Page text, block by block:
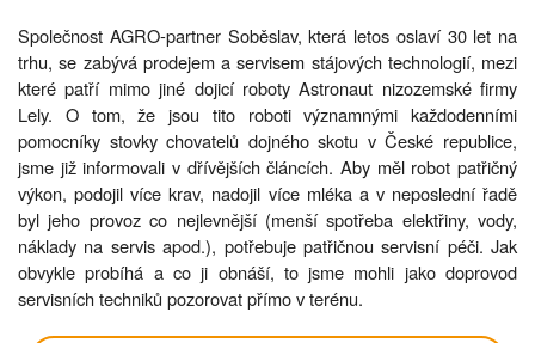
Společnost AGRO-partner Soběslav, která letos oslaví 30 let na
trhu, se zabývá prodejem a servisem stájových technologií, mezi
které patří mimo jiné dojicí roboty Astronaut nizozemské firmy
Lely. O tom, že jsou tito roboti významnými každodenními
pomocníky stovky chovatelů dojného skotu v České republice,
jsme již informovali v dřívějších článcích. Aby měl robot patřičný
výkon, podojil více krav, nadojil více mléka a v neposlední řadě
byl jeho provoz co nejlevnější (menší spotřeba elektřiny, vody,
náklady na servis apod.), potřebuje patřičnou servisní péči. Jak
obvykle probíhá a co ji obnáší, to jsme mohli jako doprovod
servisních techniků pozorovat přímo v terénu.